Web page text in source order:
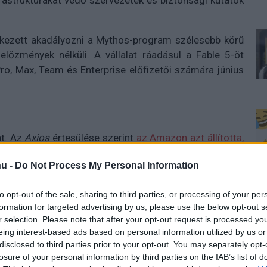
- Do Not Process My Personal Information
opt-out of the sale, sharing to third parties, or processing of your
for targeted advertising by us, please use the below opt-out
selection. Please note that after your opt-out request is processed
interest-based ads based on personal information utilized by us
to third parties prior to your opt-out. You may separately
of your personal information by third parties on the IAB’s list of
akadályozni a Mythos-program szélesebb körű
nélküli. A vállalat ráadásul a Fable 5-öt
Max, Team és Enterprise előfizetői számára június
AzAxiosértesülése szerint az Amazon azt állította,
van szó, amely lényegében arra épül, hogy a
kérik fel.
jelentéktelenek voltak, ráadásul már
azt is állítja, hogy más fejlett rendszerek, köztük az
biztonsági korlátozás megkerülése nélkül is